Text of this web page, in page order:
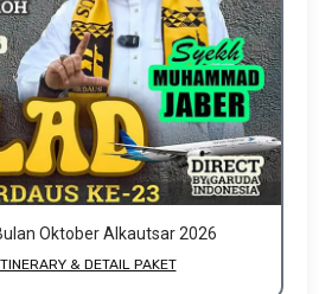
Oktober Alkautsar 2026
& DETAIL PAKET